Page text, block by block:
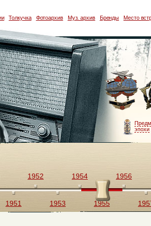
Толкучка Фотоархив Муз. архив Бренды Место
эпохи
1951
1952
1953
1954
1955
1956